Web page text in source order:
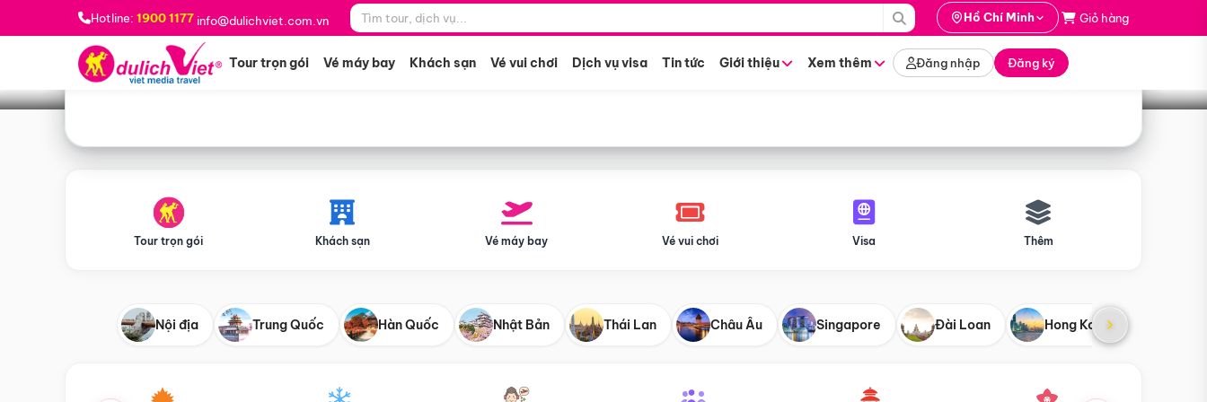
Hotline: 1900 1177 info@dulichviet.com.vn Hồ Chí Minh Giỏ hàng
Tour trọn gói Vé máy bay Khách sạn Vé vui chơi Dịch vụ visa Tin tức Giới thiệu Xem thêm Đăng nhập Đăng ký
Bạn muốn đi đâu? *
Tìm tour
Tour trọn gói Khách sạn Vé máy bay Vé vui chơi Visa Thêm
Nội địa Trung Quốc Hàn Quốc Nhật Bản Thái Lan Châu Âu Singapore Đài Loan Hong Kong